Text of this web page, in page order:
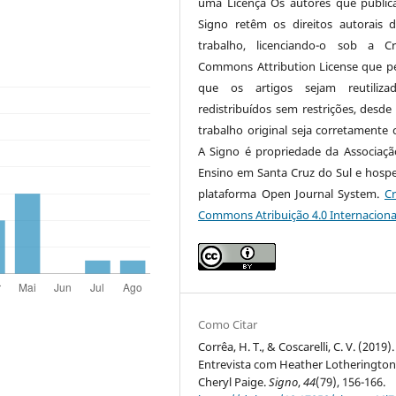
Signo retêm os direitos autorais
trabalho, licenciando-o sob a
Commons Attribution License que
que os artigos sejam
redistribuídos sem restrições,
trabalho original seja corretamente
A Signo é propriedade da
Ensino em Santa Cruz do Sul e
plataforma Open Journal System.
Commons Atribuição 4.0
Como Citar
Corrêa, H. T., & Coscarelli, C. V. (2019).
Entrevista com Heather
Cheryl Paige.Signo,44(79), 156-166.